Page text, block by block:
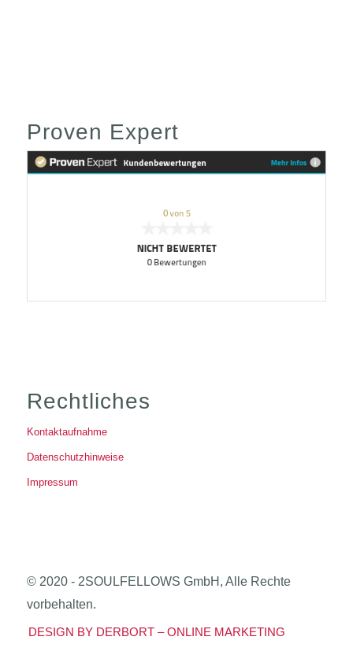
Proven Expert
Rechtliches
Kontaktaufnahme
Datenschutzhinweise
Impressum
© 2020 - 2SOULFELLOWS GmbH, Alle Rechte
vorbehalten.
DESIGN BY DERBORT – ONLINE MARKETING